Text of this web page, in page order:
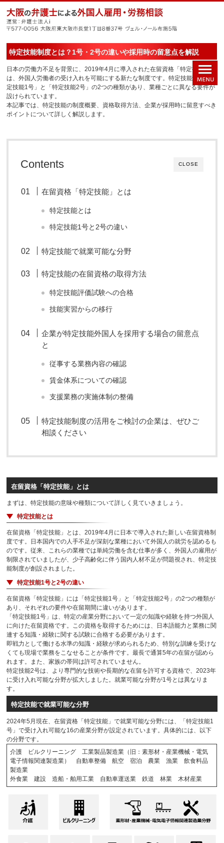
特定技能制度とは？1号・2号の違いや採用時の留意点を解説
日本の労働力不足を背景に、2019年4月に導入された在留資格「特定技能」
は、外国人労働者の受け入れを可能にする新たな制度です。特定技能には「特
定技能1号」と「特定技能2号」の2つの種類があり、業種ごとに異なる要件が
設けられています。
本記事では、特定技能の制度概要、資格取得方法、企業が採用時に留意すべき
ポイントについて詳しく解説します。
CLOSE
Contents
在留資格「特定技能」とは
特定技能とは
特定技能1号と2号の違い
特定技能で就業可能な分野
特定技能の在留資格の取得方法
特定技能評価試験への合格
技能実習からの移行
企業が特定技能外国人を採用する場合の留意点
と
従事する業務内容の確認
賃金体系についての確認
支援業務の実施体制の整備
特定技能制度の活用をご検討の企業は、ぜひご
相談ください
在留資格「特定技能」とは
まずは、特定技能の意味や種類について詳しく見ていきましょう。
特定技能とは
在留資格「特定技能」とは、2019年4月に日本で導入された新しい在留資格制
度です。日本国内での人手不足が深刻な業種において外国人の就労を認めるも
のです。従来、これらの業種では単純労働を含む仕事が多く、外国人の雇用が
制限されていましたが、少子高齢化に伴う国内人材不足が問題視され、特定技
能制度が創設されました。
特定技能1号と2号の違い
在留資格「特定技能」には「特定技能1号」と「特定技能2号」の2つの種類が
あり、それぞれの要件や在留期間に違いがあります。
「特定技能1号」は、特定の産業分野において一定の知識や経験を持つ外国人
に向けた在留資格です。この資格を取得するためには、日本語能力と業務に関
連する知識・経験に関する試験に合格する必要があります。
即戦力として働ける水準の知識・経験が求められるため、特別な訓練を受けな
くても現場で業務をこなせることが条件です。最長で通算5年の在留が認めら
れます。また、家族の帯同は許可されていません。
特定技能2号は、より専門的な技術や長期的な在留を許可する資格で、2023年
に受け入れ可能な分野が拡大しました。就業可能な分野が1号とは異なりま
す。
特定技能で就業可能な分野
2024年5月現在、在留資格「特定技能」で就業可能な分野には、「特定技能1
号」で受け入れ可能な16の産業分野が設定されています。具体的には、以下
の分野です。
介護 ビルクリーニング 工業製品製造業（旧：素形材・産業機械・電気
電子情報関連製造業） 自動車整備 航空 宿泊 農業 漁業 飲食料品
製造業
外食業 建設 造船・舶用工業 自動車運送業 鉄道 林業 木材産業